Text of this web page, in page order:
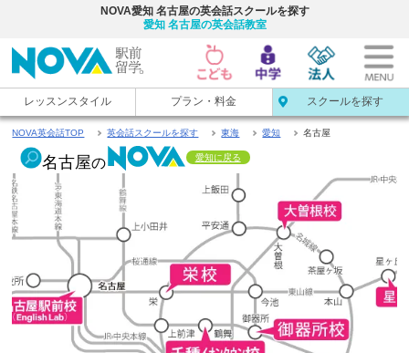
NOVA愛知 名古屋の英会話スクールを探す
愛知 名古屋の英会話教室
レッスンスタイル プラン・料金 スクールを探す
NOVA英会話TOP 英会話スクールを探す 東海 愛知 名古屋
名古屋の 愛知に戻る